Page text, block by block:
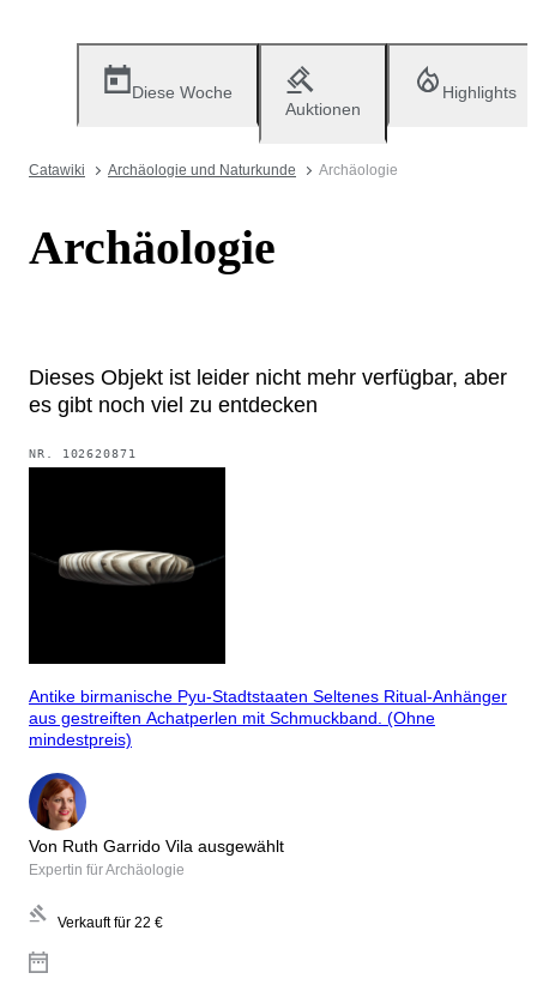
Diese Woche
Auktionen
Highlights
Catawiki Archäologie und Naturkunde Archäologie
Archäologie
Dieses Objekt ist leider nicht mehr verfügbar, aber
es gibt noch viel zu entdecken
NR. 102620871
Antike birmanische Pyu-Stadtstaaten Seltenes Ritual-Anhänger
aus gestreiften Achatperlen mit Schmuckband. (Ohne
mindestpreis)
Von Ruth Garrido Vila ausgewählt
Expertin für Archäologie
Verkauft für 22 €